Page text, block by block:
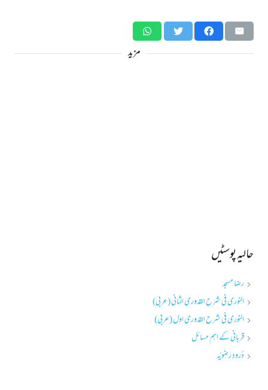
مزید
حالیہ پوسٹیں
رضا مسجد
النوری فی شرح القدوری الثانی (عربی)
النوری فی شرح القدوری اول (عربی)
قربانی کے اہم مسائل
دُرودِ رَضَویَّہ